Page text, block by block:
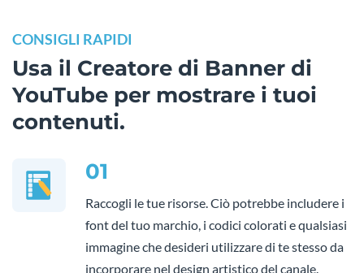
CONSIGLI RAPIDI
Usa il Creatore di Banner di
YouTube per mostrare i tuoi
contenuti.
01
Raccogli le tue risorse. Ciò potrebbe includere i
font del tuo marchio, i codici colorati e qualsiasi
immagine che desideri utilizzare di te stesso da
incorporare nel design artistico del canale.